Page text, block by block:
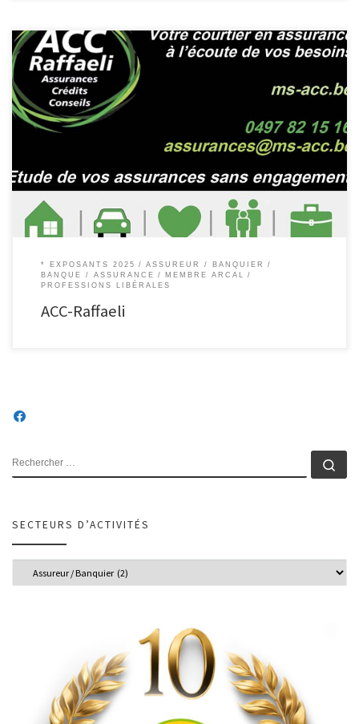
MS-ACC Assurances Crédit Conseils​ MS-ACC assure vos arrières Je vous assure
pour le meilleur rapport qualité prix du marché, tout en vous conseillant et
en vous guidant dans le monde des assurances. Mon bureau souhaite être à
la pointe de la technologie et vous propose dès lors l’activation de votre […]
* EXPOSANTS 2025
ASSUREUR / BANQUIER
BANQUE / ASSURANCE
MEMBRE ARCAL
PROFESSIONS LIBÉRALES
ACC-Raffaeli
RECHERCHER
SECTEURS D’ACTIVITÉS